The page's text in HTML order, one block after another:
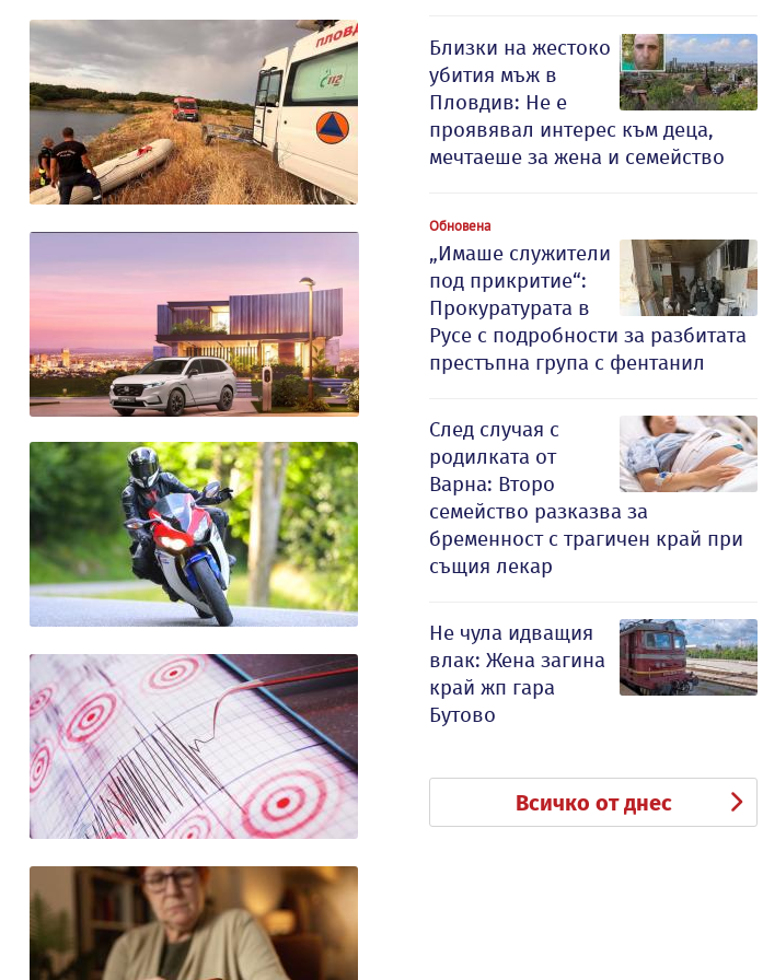
Близки на жестоко
убития мъж в
Пловдив: Не е
проявявал интерес към деца,
мечтаеше за жена и семейство
Обновена
„Имаше служители
под прикритие“:
Прокуратурата в
Русе с подробности за разбитата
престъпна група с фентанил
След случая с
родилката от
Варна: Второ
семейство разказва за
бременност с трагичен край при
същия лекар
Не чула идващия
влак: Жена загина
край жп гара
Бутово
Всичко от днес